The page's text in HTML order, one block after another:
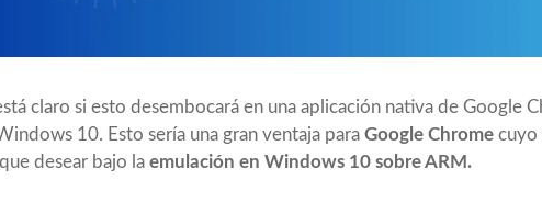
claro si esto desembocará en una aplicación nativa de Google
10. Esto sería una gran ventaja para Google Chrome cuyo
desear bajo la emulación en Windows 10 sobre ARM.